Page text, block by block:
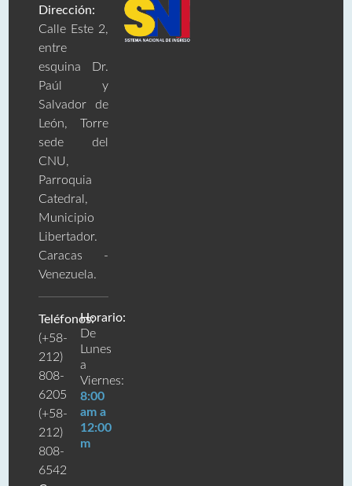
Dirección:
Calle Este 2,
entre
esquina Dr.
Paúl y
Salvador de
León, Torre
sede del
CNU,
Parroquia
Catedral,
Municipio
Libertador.
Caracas -
Venezuela.
Teléfonos:
(+58-
212)
808-
6205
(+58-
212)
808-
6542
Horario:
De
Lunes
a
Viernes:
8:00
am a
12:00
m